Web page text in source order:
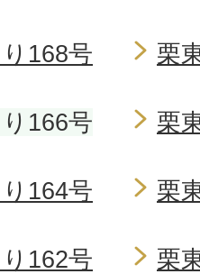
168号 栗
166号 栗
164号 栗
162号 栗